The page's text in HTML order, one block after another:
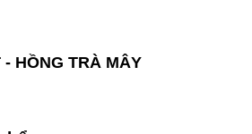
HỒNG TRÀ MÂY